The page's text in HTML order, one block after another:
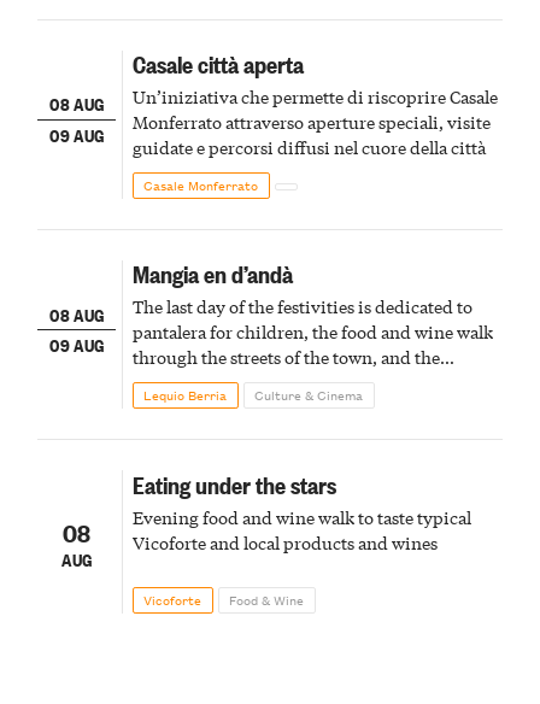
08 AUG
09 AUG
Casale città aperta
Un’iniziativa che permette di riscoprire Casale
Monferrato attraverso aperture speciali, visite
guidate e percorsi diffusi nel cuore della città
Casale Monferrato
08 AUG
09 AUG
Mangia en d’andà
The last day of the festivities is dedicated to
pantalera for children, the food and wine walk
through the streets of the town, and the
fireworks finale
Lequio Berria Culture & Cinema
08
AUG
Eating under the stars
Evening food and wine walk to taste typical
Vicoforte and local products and wines
Vicoforte Food & Wine